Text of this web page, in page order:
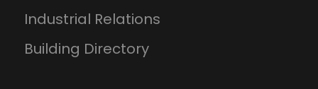
Industrial Relations
Building Directory